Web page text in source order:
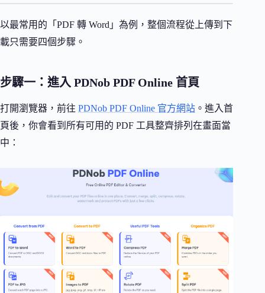
以最常用的「PDF 轉 Word」為例，整個流程從上傳到下
載只需要四個步驟。
步驟一：進入 PDNob PDF Online 首頁
打開瀏覽器，前往 PDNob PDF Online 官方網站 。進入首
頁後，你會看到所有可用的 PDF 工具整齊排列在畫面當
中：